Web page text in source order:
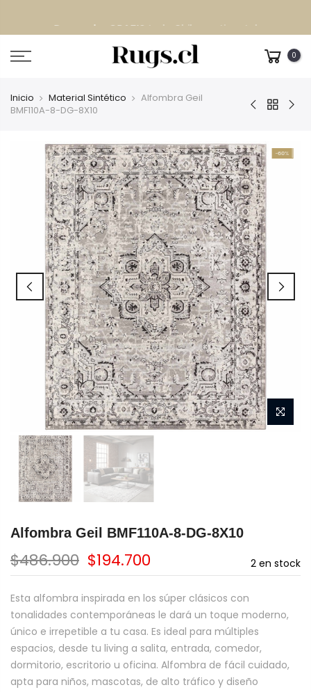
0
Inicio Material Sintético
Alfombra Geil
BMF110A-8-DG-8X10
-60%
Alfombra Geil BMF110A-8-DG-8X10
2 en stock
$486.900 $194.700
Esta alfombra inspirada en los súper clásicos con
tonalidades contemporáneas le dará un toque moderno,
único e irrepetible a tu casa. Es ideal para múltiples
espacios, desde tu living a salita, entrada, comedor,
dormitorio, escritorio u oficina. Alfombra de fácil cuidado,
apta para niños, mascotas, de alto tráfico y diseño